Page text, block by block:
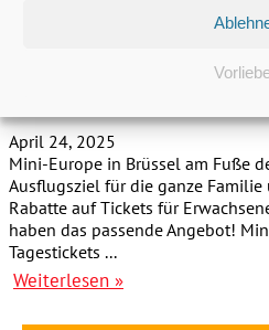
Mini-Europe (Belgien):
April 24, 2025
Mini-Europe in Brüssel am Fuße
Ausflugsziel für die ganze
Rabatte auf Tickets für
haben das passende Angebot!
Tagestickets ...
Weiterlesen »